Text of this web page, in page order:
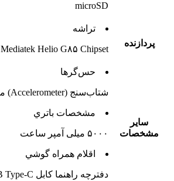
microSD
پردازنده
تراشه
Mediatek Helio G۸۵ Chipset
ساير
مشخصات
حس‌گرها
شتاب‌سنج (Accelerometer) مجاورت (Proximity)
مشخصات باتري
۵۰۰۰ میلی آمپر ساعت
اقلام همراه گوشي
دفترچه‌ راهنما کابل USB Type-C